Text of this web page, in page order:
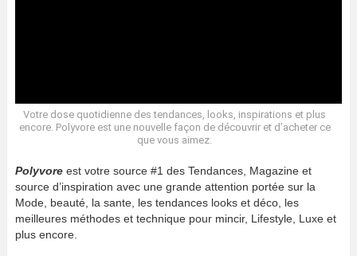
Votre dose quotidienne des tendances, looks, inspirations et plus
encore. Polyvore est une nouvelle façon de découvrir et d’acheter ce
que vous aimez.
Polyvore est votre source #1 des Tendances, Magazine et
source d’inspiration avec une grande attention portée sur la
Mode, beauté, la sante, les tendances looks et déco, les
meilleures méthodes et technique pour mincir, Lifestyle, Luxe et
plus encore.